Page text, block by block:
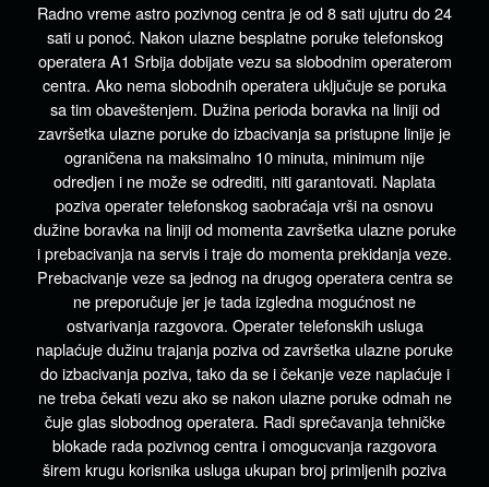
Radno vreme astro pozivnog centra je od 8 sati ujutru do 24
sati u ponoć. Nakon ulazne besplatne poruke telefonskog
operatera A1 Srbija dobijate vezu sa slobodnim operaterom
centra. Ako nema slobodnih operatera uključuje se poruka
sa tim obaveštenjem. Dužina perioda boravka na liniji od
završetka ulazne poruke do izbacivanja sa pristupne linije je
ograničena na maksimalno 10 minuta, minimum nije
odredjen i ne može se odrediti, niti garantovati. Naplata
poziva operater telefonskog saobraćaja vrši na osnovu
dužine boravka na liniji od momenta završetka ulazne poruke
i prebacivanja na servis i traje do momenta prekidanja veze.
Prebacivanje veze sa jednog na drugog operatera centra se
ne preporučuje jer je tada izgledna mogućnost ne
ostvarivanja razgovora. Operater telefonskih usluga
naplaćuje dužinu trajanja poziva od završetka ulazne poruke
do izbacivanja poziva, tako da se i čekanje veze naplaćuje i
ne treba čekati vezu ako se nakon ulazne poruke odmah ne
čuje glas slobodnog operatera. Radi sprečavanja tehničke
blokade rada pozivnog centra i omogucvanja razgovora
širem krugu korisnika usluga ukupan broj primljenih poziva